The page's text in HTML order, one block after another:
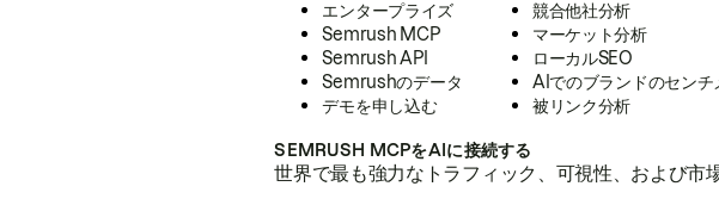
エンタープライズ
Semrush MCP
Semrush API
Semrushのデータ
デモを申し込む
競合他社分析
マーケット分析
ローカルSEO
AIでのブランドのセンチ
被リンク分析
SEMRUSH MCPをAIに接続する
世界で最も強力なトラフィック、可視性、および